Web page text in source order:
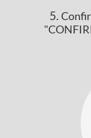
5.